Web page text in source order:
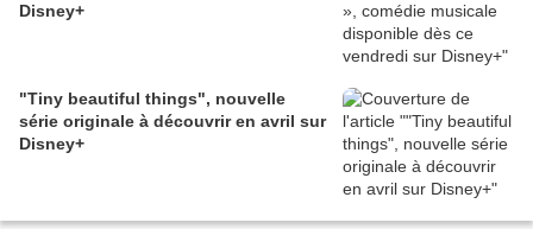
Disney+
"Tiny beautiful things", nouvelle
série originale à découvrir en avril sur
Disney+